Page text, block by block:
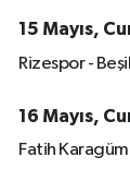
15 Mayıs,
Rizespor -
16 Mayıs,
Fatih